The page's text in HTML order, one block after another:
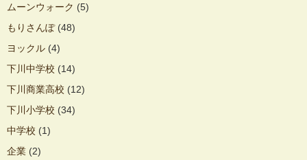
ムーンウォーク (5)
もりさんぽ(48)
ヨックル (4)
下川中学校 (14)
下川商業高校 (12)
下川小学校 (34)
中学校 (1)
企業 (2)